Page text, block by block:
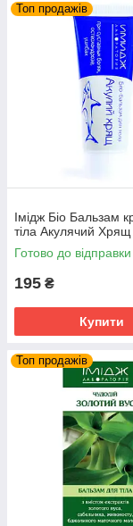
Топ продажів
Імідж Біо Бальзам
тіла Акулячий Хрящ
Готово до відправки
195 ₴
Купити
Топ продажів